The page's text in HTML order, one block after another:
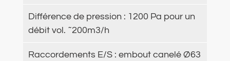
Différence de pression : 1200 Pa pour un
débit vol. ˜200m3/h
Raccordements E/S : embout canelé Ø63